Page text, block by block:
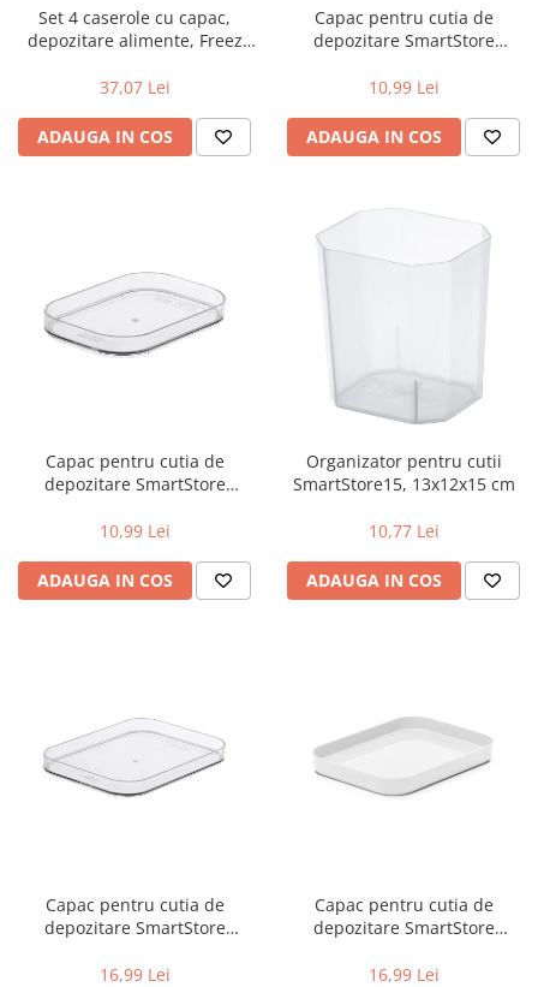
Set 4 caserole cu capac,
depozitare alimente, Freez
compatibila cu cuptorul
capac ermetic
37,07 Lei
ADAUGA IN COS
Capac pentru cutia de
depozitare SmartStore
cm
10,99 Lei
ADAUGA IN COS
Capac pentru cutia de
depozitare SmartStore
transparent, 14,5 x 10 x 2 cm
10,99 Lei
ADAUGA IN COS
Organizator pentru cutii
SmartStore15, 13x12x15 cm
10,77 Lei
ADAUGA IN COS
Capac pentru cutia de
depozitare SmartStore
19.5x14.5x2.5 cm
16,99 Lei
Capac pentru cutia de
depozitare SmartStore
cm
16,99 Lei